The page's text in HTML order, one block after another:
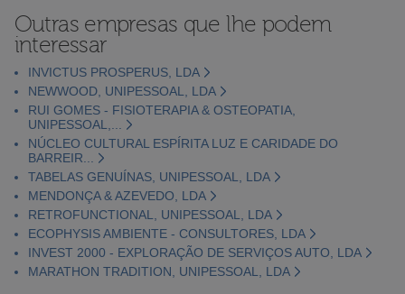
Outras empresas que lhe podem
interessar
INVICTUS PROSPERUS, LDA
NEWWOOD, UNIPESSOAL, LDA
RUI GOMES - FISIOTERAPIA & OSTEOPATIA,
UNIPESSOAL,...
NÚCLEO CULTURAL ESPÍRITA LUZ E CARIDADE DO
BARREIR...
TABELAS GENUÍNAS, UNIPESSOAL, LDA
MENDONÇA & AZEVEDO, LDA
RETROFUNCTIONAL, UNIPESSOAL, LDA
ECOPHYSIS AMBIENTE - CONSULTORES, LDA
INVEST 2000 - EXPLORAÇÃO DE SERVIÇOS AUTO, LDA
MARATHON TRADITION, UNIPESSOAL, LDA